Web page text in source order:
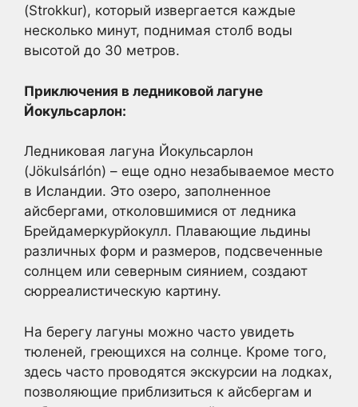
(Strokkur), который извергается каждые
несколько минут, поднимая столб воды
высотой до 30 метров.
Приключения в ледниковой лагуне
Йокульсарлон:
Ледниковая лагуна Йокульсарлон
(Jökulsárlón) – еще одно незабываемое место
в Исландии. Это озеро, заполненное
айсбергами, отколовшимися от ледника
Брейдамеркурйокулл. Плавающие льдины
различных форм и размеров, подсвеченные
солнцем или северным сиянием, создают
сюрреалистическую картину.
На берегу лагуны можно часто увидеть
тюленей, греющихся на солнце. Кроме того,
здесь часто проводятся экскурсии на лодках,
позволяющие приблизиться к айсбергам и